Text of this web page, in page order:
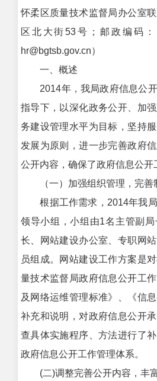
怀柔区质量技术监督局办公室
区北大街53号；邮政编码：
hr@bgtsb.gov.cn）
一、概述
2014年，我局政府信息公开
指导下，以深化政务公开、加
务建设管理水平为目标，坚持
发展为原则，进一步完善政府
公开内容，确保了政府信息公开
（一）加强组织管理，完善
根据工作需求，2014年我局
领导小组，小组由1名主管副
长、网站建设办公室、专职网
员组成。网站建设工作方案是
量技术监督局政府信息公开工
及网络运维管理标准》、《信
补充和说明，对政府信息公开
查具体实施程序、方法进行了
政府信息公开工作管理体系。
(二)调整完善公开内容，丰